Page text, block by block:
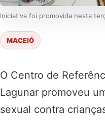
Iniciativa foi promovida nesta
MACEIÓ
O Centro de
Lagunar promoveu
sexual contra